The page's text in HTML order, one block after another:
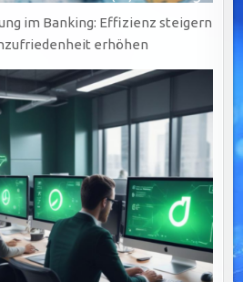
im Banking: Effizienz steigern
erhöhen